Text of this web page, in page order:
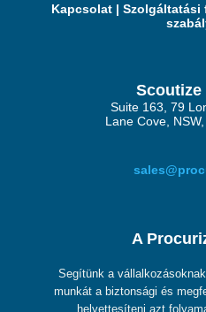
Kapcsolat | Szolgáltatási
Scoutize
Suite 163, 79
Lane Cove,
A
Segítünk a
munkát a biztonsági és
helyettesíteni azt